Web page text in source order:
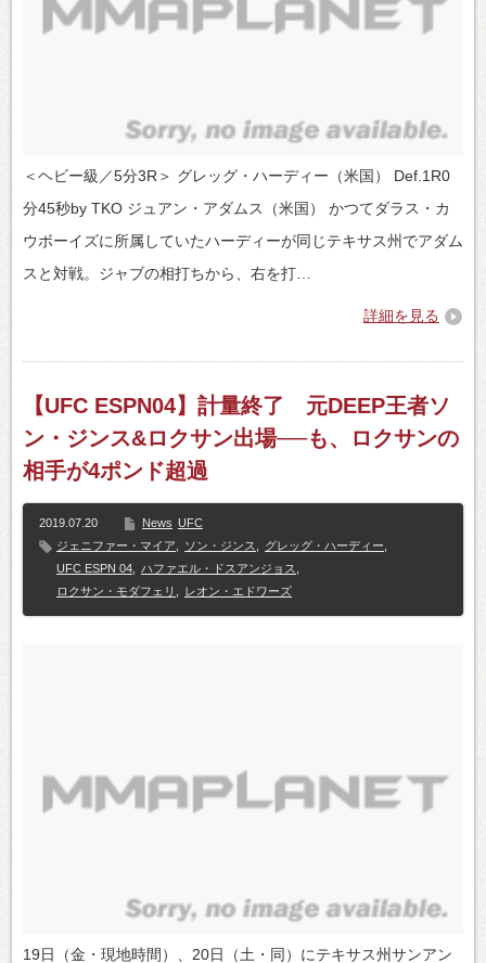
＜ヘビー級／5分3R＞ グレッグ・ハーディー（米国） Def.1R0
分45秒by TKO ジュアン・アダムス（米国） かつてダラス・カ
ウボーイズに所属していたハーディーが同じテキサス州でアダム
スと対戦。ジャブの相打ちから、右を打…
詳細を見る
【UFC ESPN04】計量終了 元DEEP王者ソ
ン・ジンス&ロクサン出場──も、ロクサンの
相手が4ポンド超過
2019.07.20 News UFC
ジェニファー・マイア
ソン・ジンス グレッグ・ハーディー
UFC ESPN 04
ハファエル・ドスアンジョス
ロクサン・モダフェリ
レオン・エドワーズ
19日（金・現地時間）、20日（土・同）にテキサス州サンアン